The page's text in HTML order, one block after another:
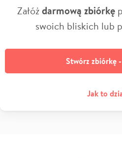
Załóżdarmową zbiórkę
swoich bliskich lub
Stwórz zbiórkę
Jak to